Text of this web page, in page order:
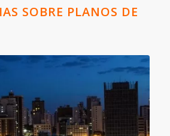
SOBRE PLANOS DE